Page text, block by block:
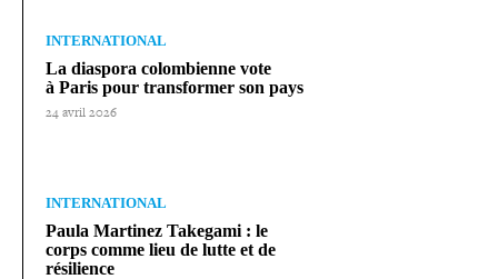
INTERNATIONAL
La diaspora colom­bienne vote
à Paris pour trans­for­mer son pays
24 avril 2026
INTERNATIONAL
Paula Martinez Takegami : le
corps comme lieu de lutte et de
résilience